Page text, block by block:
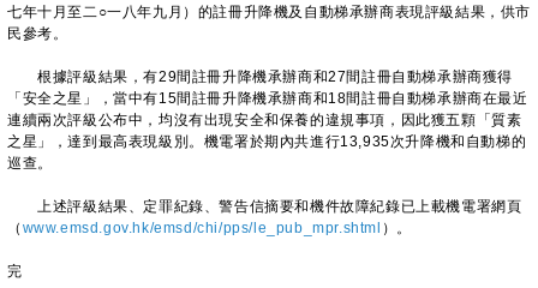
七年十月至二○一八年九月）的註冊升降機及自動梯承辦商表現評級結果，供市
民參考。
根據評級結果，有29間註冊升降機承辦商和27間註冊自動梯承辦商獲得
「安全之星」，當中有15間註冊升降機承辦商和18間註冊自動梯承辦商在最近
連續兩次評級公布中，均沒有出現安全和保養的違規事項，因此獲五顆「質素
之星」，達到最高表現級別。機電署於期內共進行13,935次升降機和自動梯的
巡查。
上述評級結果、定罪紀錄、警告信摘要和機件故障紀錄已上載機電署網頁
（ www.emsd.gov.hk/emsd/chi/pps/le_pub_mpr.shtml ）。
完